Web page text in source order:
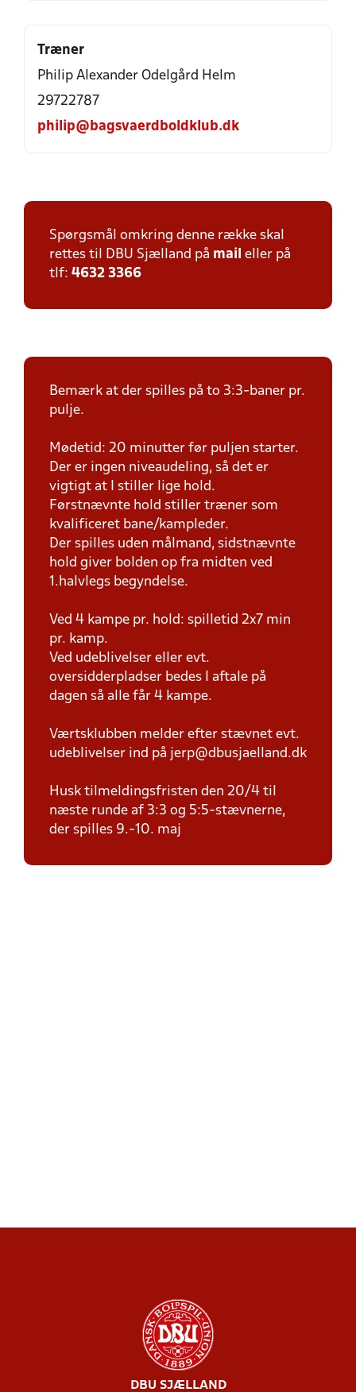
Træner
Philip Alexander Odelgård Helm
29722787
philip@bagsvaerdboldklub.dk
Spørgsmål omkring denne række skal
rettes til DBU Sjælland på mail eller på
tlf: 4632 3366
Bemærk at der spilles på to 3:3-baner pr.
pulje.
Mødetid: 20 minutter før puljen starter.
Der er ingen niveaudeling, så det er
vigtigt at I stiller lige hold.
Førstnævnte hold stiller træner som
kvalificeret bane/kampleder.
Der spilles uden målmand, sidstnævnte
hold giver bolden op fra midten ved
1.halvlegs begyndelse.
Ved 4 kampe pr. hold: spilletid 2x7 min
pr. kamp.
Ved udeblivelser eller evt.
oversidderpladser bedes I aftale på
dagen så alle får 4 kampe.
Værtsklubben melder efter stævnet evt.
udeblivelser ind på jerp@dbusjaelland.dk
Husk tilmeldingsfristen den 20/4 til
næste runde af 3:3 og 5:5-stævnerne,
der spilles 9.-10. maj
DBU SJÆLLAND